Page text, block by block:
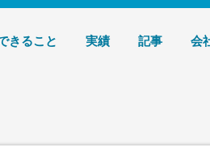
T3デザイン
きること 実績 記事 会